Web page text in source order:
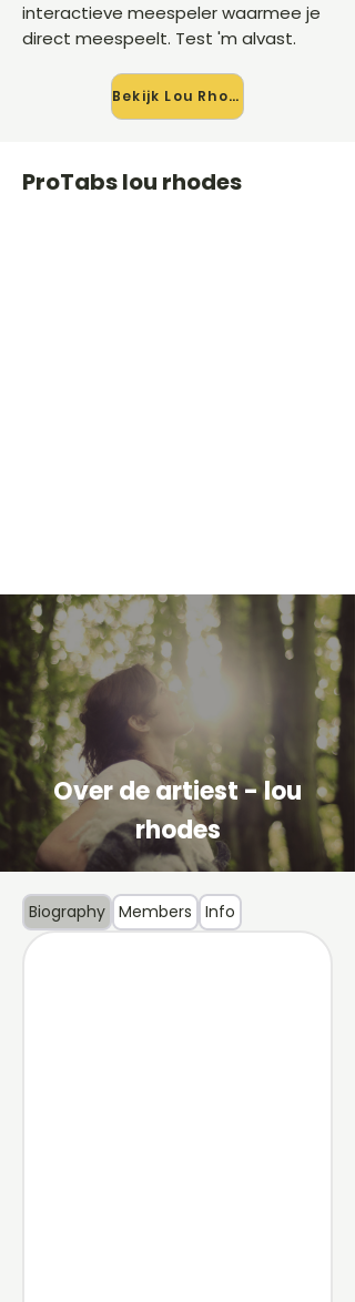
interactieve meespeler waarmee je
direct meespeelt. Test 'm alvast.
Bekijk Lou Rhodes →
ProTabs lou rhodes
Over de artiest - lou
rhodes
Biography Members Info